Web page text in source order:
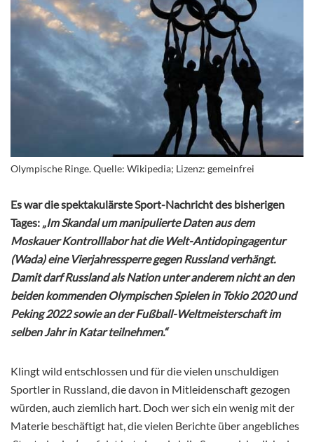
Olympische Ringe. Quelle: Wikipedia; Lizenz: gemeinfrei
Es war die spektakulärste Sport-Nachricht des bisherigen
Tages: „Im Skandal um manipulierte Daten aus dem
Moskauer Kontrolllabor hat die Welt-Antidopingagentur
(Wada) eine Vierjahressperre gegen Russland verhängt.
Damit darf Russland als Nation unter anderem nicht an den
beiden kommenden Olympischen Spielen in Tokio 2020 und
Peking 2022 sowie an der Fußball-Weltmeisterschaft im
selben Jahr in Katar teilnehmen.“
Klingt wild entschlossen und für die vielen unschuldigen
Sportler in Russland, die davon in Mitleidenschaft gezogen
würden, auch ziemlich hart. Doch wer sich ein wenig mit der
Materie beschäftigt hat, die vielen Berichte über angebliches